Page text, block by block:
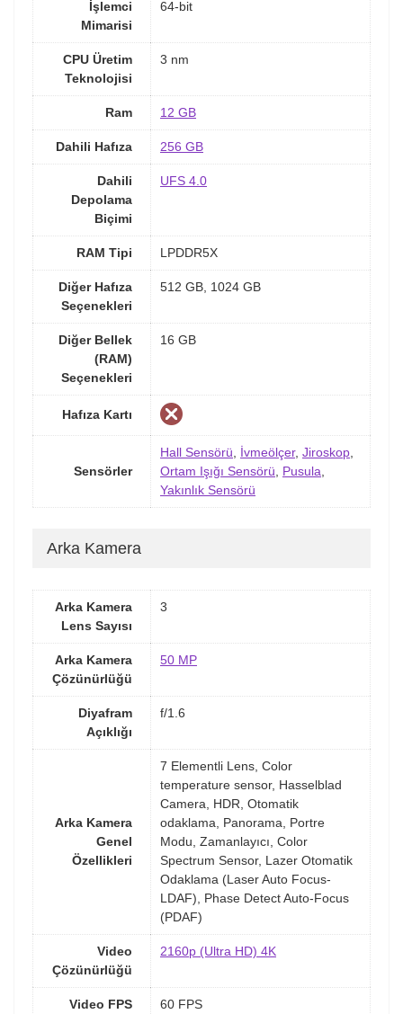
İşlemci
Mimarisi
64-bit
CPU Üretim
Teknolojisi
3 nm
Ram 12 GB
Dahili Hafıza 256 GB
Dahili
Depolama
Biçimi
UFS 4.0
RAM Tipi LPDDR5X
Diğer Hafıza
Seçenekleri
512 GB, 1024 GB
Diğer Bellek
(RAM)
Seçenekleri
16 GB
Hafıza Kartı
Sensörler
Hall Sensörü İvmeölçer, Jiroskop
Ortam Işığı Sensörü
Pusula
Yakınlık Sensörü
Arka Kamera
Arka Kamera
Lens Sayısı
3
Arka Kamera
Çözünürlüğü
50 MP
Diyafram
Açıklığı
f/1.6
Arka Kamera
Genel
Özellikleri
7 Elementli Lens, Color
temperature sensor, Hasselblad
Camera, HDR, Otomatik
odaklama, Panorama, Portre
Modu, Zamanlayıcı, Color
Spectrum Sensor, Lazer Otomatik
Odaklama (Laser Auto Focus-
LDAF), Phase Detect Auto-Focus
(PDAF)
Video
Çözünürlüğü
2160p (Ultra HD) 4K
Video FPS
60 FPS